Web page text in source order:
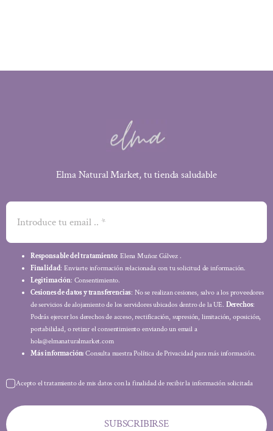
Elma Natural Market, tu tienda saludable
Responsable del tratamiento: Elena Muñoz Gálvez .
Finalidad: Enviarte información relacionada con tu solicitud de información.
Legitimación: Consentimiento.
Cesiones de datos y transferencias: No se realizan cesiones, salvo a los proveedores
de servicios de alojamiento de los servidores ubicados dentro de la UE. Derechos:
Podrás ejercer los derechos de acceso, rectificación, supresión, limitación, oposición,
portabilidad, o retirar el consentimiento enviando un email a
hola@elmanaturalmarket.com
Más información: Consulta nuestra Política de Privacidad para más información.
Acepto el tratamiento de mis datos con la finalidad de recibir la información solicitada
SUBSCRIBIRSE